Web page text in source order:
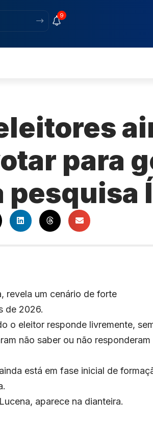
9
para
pesquisa
revela um cenário de forte
de 2026.
o eleitor responde livremente,
não saber ou não responderam
está em fase inicial de
aparece na dianteira.